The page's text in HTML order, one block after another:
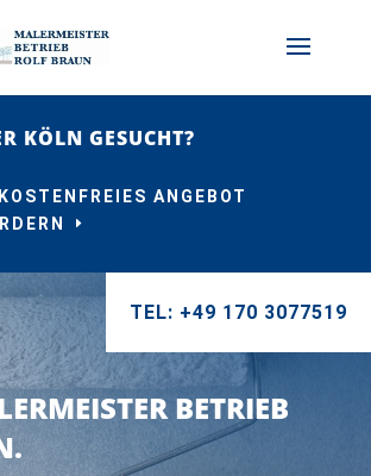
KÖLN GESUCHT?
ANGEBOT
TEL: +49 170 3077519
BETRIEB